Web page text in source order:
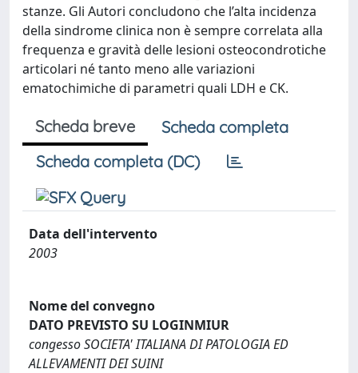
stanze. Gli Autori concludono che l’alta incidenza
della sindrome clinica non è sempre correlata alla
frequenza e gravità delle lesioni osteocondrotiche
articolari né tanto meno alle variazioni
ematochimiche di parametri quali LDH e CK.
Scheda breve
Scheda completa
Scheda completa (DC)
Data dell'intervento
2003
Nome del convegno
DATO PREVISTO SU LOGINMIUR
congesso SOCIETA' ITALIANA DI PATOLOGIA ED
ALLEVAMENTI DEI SUINI